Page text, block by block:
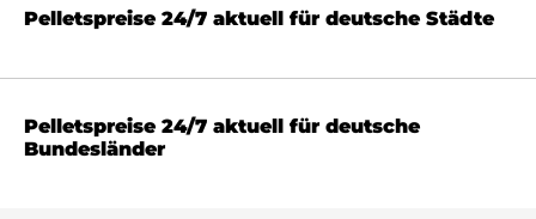
Pelletspreise 24/7 aktuell für deutsche Städte
Pelletspreise 24/7 aktuell für deutsche
Bundesländer